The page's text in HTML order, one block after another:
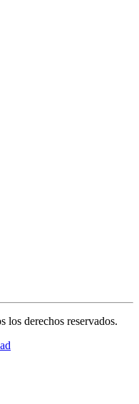
derechos reservados.